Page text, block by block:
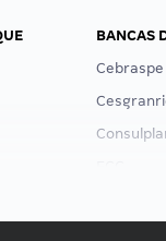
BANCAS
Cebraspe